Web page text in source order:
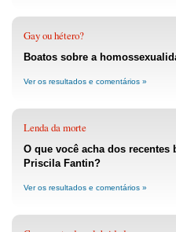
Gay ou hétero?
Boatos sobre a
Ver os resultados e comentários »
Lenda da morte
O que você acha dos recentes
Priscila Fantin?
Ver os resultados e comentários »